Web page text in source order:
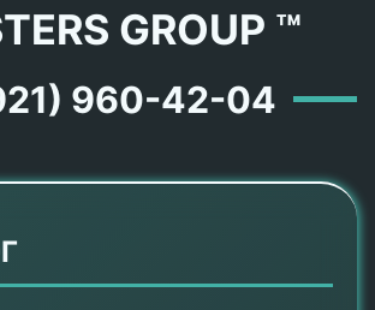
GROUP ™
960-42-04